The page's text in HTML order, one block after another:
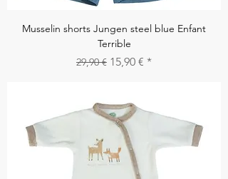
Musselin shorts Jungen steel blue Enfant
Terrible
Standardpreis
29,90 € Sale-Preis
15,90 €